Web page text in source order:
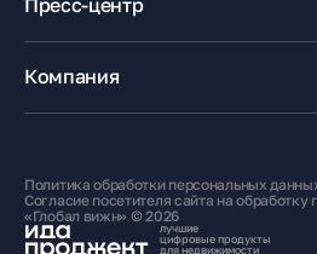
Рассрочка
Маткапитал
Trade-In
Пресс-центр
Акции
Компания
Жителям
лучшие
цифровые продукты
для недвижимости
Политика обработки персональных
Согласие посетителя сайта на
«Глобал вижн» © 2026